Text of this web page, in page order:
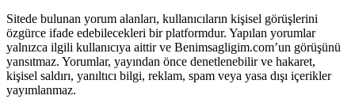
Sitede bulunan yorum alanları, kullanıcıların kişisel görüşlerini
özgürce ifade edebilecekleri bir platformdur. Yapılan yorumlar
yalnızca ilgili kullanıcıya aittir ve Benimsagligim.com’un görüşünü
yansıtmaz. Yorumlar, yayından önce denetlenebilir ve hakaret,
kişisel saldırı, yanıltıcı bilgi, reklam, spam veya yasa dışı içerikler
yayımlanmaz.